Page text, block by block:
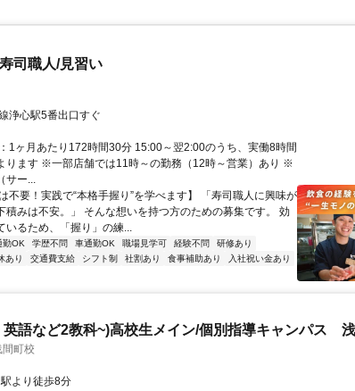
司職人/見習い
浄心駅5番出口すぐ
1ヶ月あたり172時間30分 15:00～翌2:00のうち、実働8時間
ります ※一部店舗では11時～の勤務（12時～営業）あり ※
サー...
不要！実践で“本格手握り”を学べます】 「寿司職人に興味が
積みは不安。」 そんな想いを持つ方のための募集です。 効
いるため、「握り」の練...
勤OK 学歴不問 車通勤OK 職場見学可 経験不問
研修あり
あり 交通費支給 シフト制 社割あり 食事補助あり
入社祝い金あり
英語など2教科~)高校生メイン/個別指導キャンパス
町校
町」駅より徒歩8分